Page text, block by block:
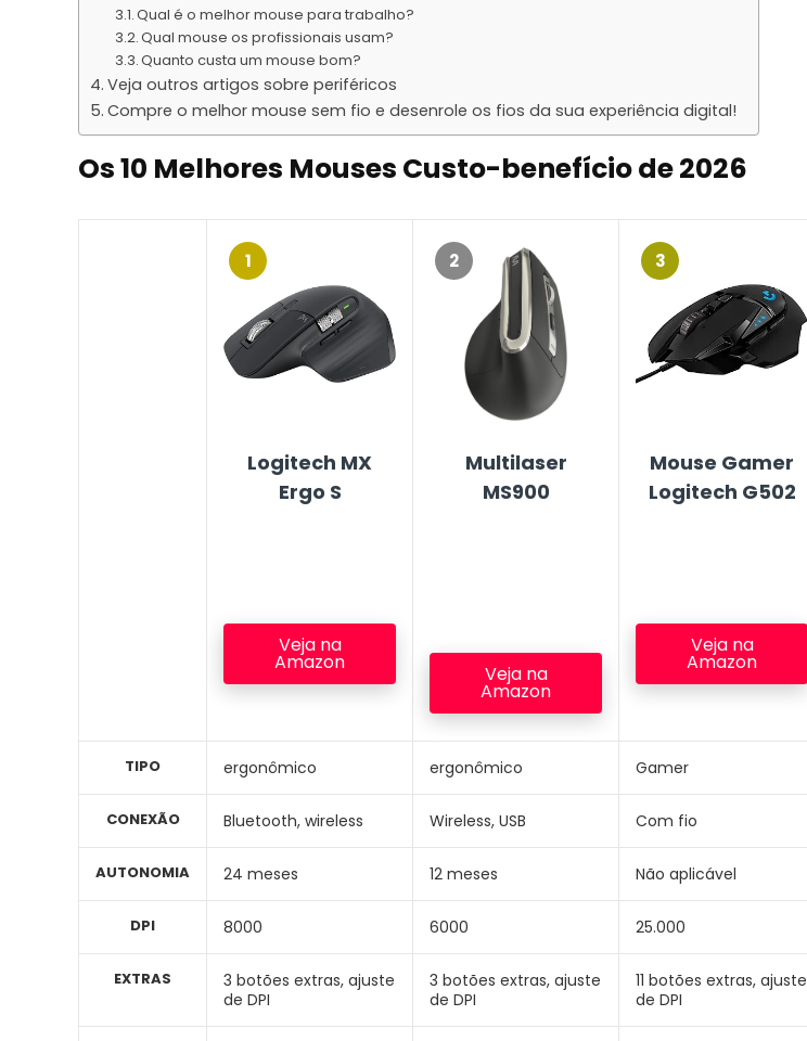
Qual é o melhor mouse para trabalho?
Qual mouse os profissionais usam?
Quanto custa um mouse bom?
Veja outros artigos sobre periféricos
Compre o melhor mouse sem fio e desenrole os fios da sua experiência digital!
Os 10 Melhores Mouses Custo-benefício de 2026
TIPO
CONEXÃO
AUTONOMIA
DPI
EXTRAS
1
Logitech MX
Ergo S
Veja na
Amazon
ergonômico
Bluetooth, wireless
24 meses
8000
3 botões extras, ajuste
de DPI
2
Multilaser
MS900
Veja na
Amazon
ergonômico
Wireless, USB
12 meses
6000
3 botões extras, ajuste
de DPI
3
Mouse Gamer
Logitech G502
Veja na
Amazon
Gamer
Com fio
Não aplicável
25.000
11 botões extras, ajuste
de DPI